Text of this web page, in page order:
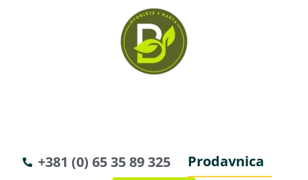
+381 (0) 65 35 89 325
Prodavnica